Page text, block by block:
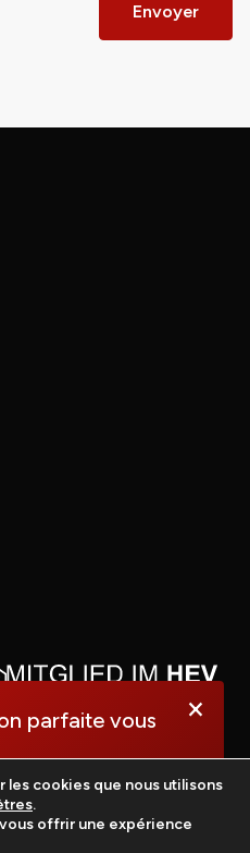
×
parfaite vous
la dès
Envoyer
les cookies que nous utilisons
.
offrir une expérience